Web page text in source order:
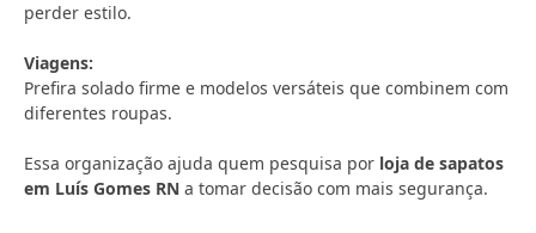
perder estilo.
Viagens:
Prefira solado firme e modelos versáteis que combinem com
diferentes roupas.
Essa organização ajuda quem pesquisa por loja de sapatos
em Luís Gomes RN a tomar decisão com mais segurança.